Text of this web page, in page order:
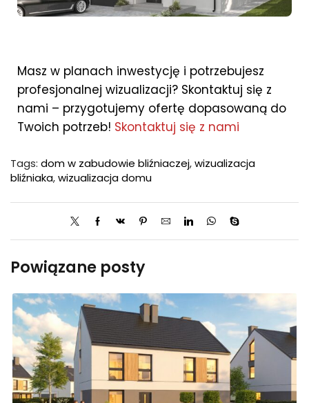
Masz w planach inwestycję i potrzebujesz
profesjonalnej wizualizacji? Skontaktuj się z
nami – przygotujemy ofertę dopasowaną do
Twoich potrzeb! Skontaktuj się z nami
Tags: dom w zabudowie bliźniaczej,wizualizacja
bliźniaka,wizualizacja domu
Powiązane posty